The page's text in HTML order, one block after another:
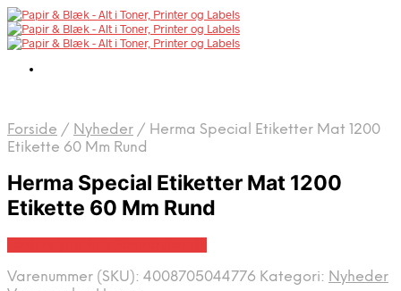
Forside / Nyheder / Herma Special Etiketter Mat 1200
Etikette 60 Mm Rund
Herma Special Etiketter Mat 1200
Etikette 60 Mm Rund
Varenummer (SKU): 4008705044776 Kategori: Nyheder